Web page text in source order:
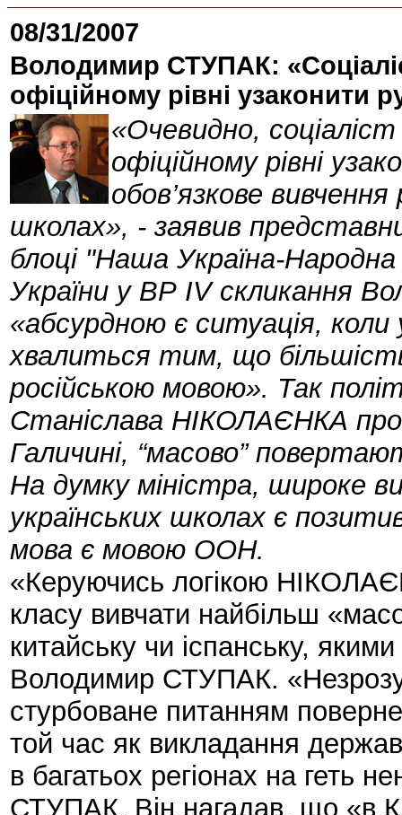
08/31/2007
Володимир СТУПАК:
офіційному рівні узаконити
«Очевидно,
офіційному рівні
обов’язкове вивчення
школах», - заявив
блоці "Наша Україна-
України у ВР IV скликання
«абсурдною є ситуація, коли
хвалиться тим, що
російською мовою». Так
Станіслава НІКОЛАЄНКА
Галичині, “масово”
На думку міністра, широке
українських школах є
мова є мовою ООН.
«Керуючись логікою
класу вивчати найбільш
китайську чи іспанську,
Володимир СТУПАК.
стурбоване питанням
той час як викладання
в багатьох регіонах на геть
СТУПАК. Він нагадав, що «в